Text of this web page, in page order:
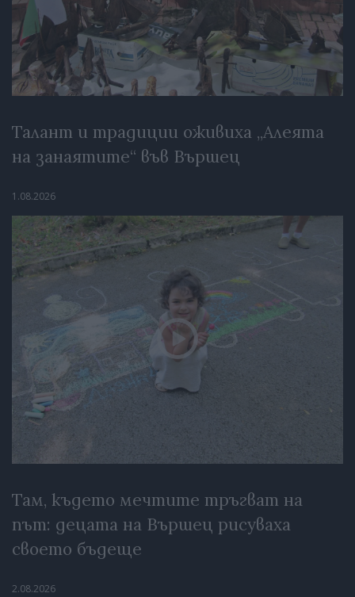
Талант и традиции оживиха „Алеята
на занаятите“ във Вършец
1.08.2026
Там, където мечтите тръгват на
път: децата на Вършец рисуваха
своето бъдеще
2.08.2026